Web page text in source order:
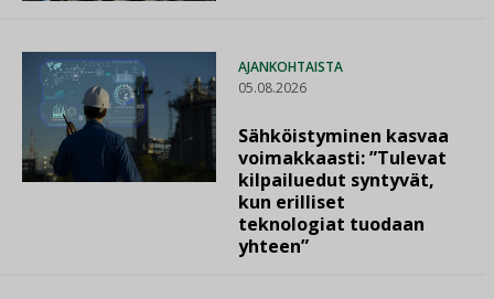
AJANKOHTAISTA
05.08.2026
Sähköistyminen kasvaa
voimakkaasti: ”Tulevat
kilpailuedut syntyvät,
kun erilliset
teknologiat tuodaan
yhteen”